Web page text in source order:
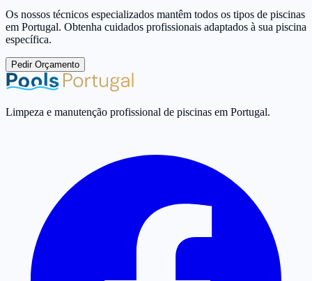
Os nossos técnicos especializados mantêm todos os tipos de piscinas
em Portugal. Obtenha cuidados profissionais adaptados à sua piscina
específica.
Pedir Orçamento
Limpeza e manutenção profissional de piscinas em Portugal.